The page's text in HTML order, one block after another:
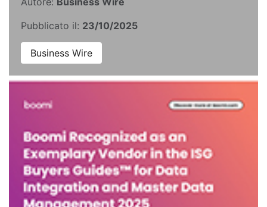
Pubblicato il: 23/10/2025
Business Wire